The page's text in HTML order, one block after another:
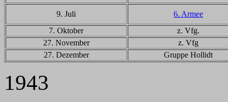
9. Juli
6. Armee
7. Oktober
z. Vfg.
27. November
z. Vfg
27. Dezember
Gruppe Hollidt
1943